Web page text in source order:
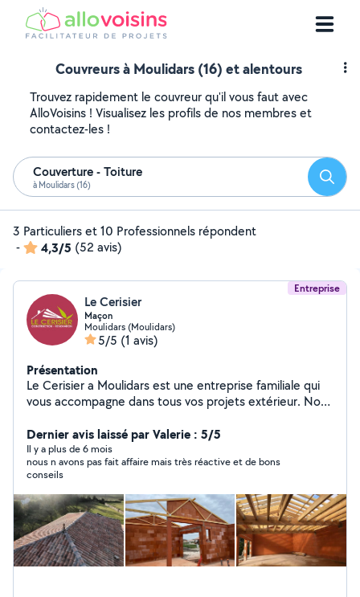
Couvreurs à Moulidars (16) et alentours
Trouvez rapidement le couvreur qu'il vous faut avec
AlloVoisins ! Visualisez les profils de nos membres et
contactez-les !
Couverture - Toiture
à Moulidars (16)
3 Particuliers et 10 Professionnels répondent
-
4,3/5 (52 avis)
Entreprise
Le Cerisier
Maçon
Moulidars (Moulidars)
5/5 (1 avis)
Présentation
Le Cerisier a Moulidars est une entreprise familiale qui
vous accompagne dans tous vos projets extérieur. Nous
au service des particuliers. N'hésitez pas à nous
contacter pour obtenir un devis gratuit, nos prestations
seront de qualité et couvert par une garantie décennale
Dernier avis laissé par Valerie : 5/5
Il y a plus de 6 mois
nous n avons pas fait affaire mais très réactive et de bons
conseils